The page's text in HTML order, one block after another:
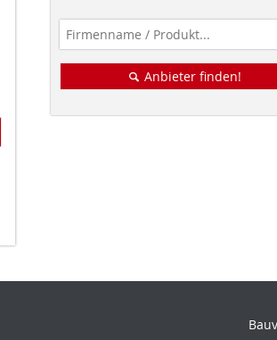
Anbieter finden!